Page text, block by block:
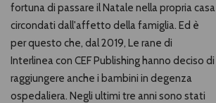
fortuna di passare il Natale nella propria casa
circondati dall'affetto della famiglia. Ed è
per questo che, dal 2019, Le rane di
Interlinea con CEF Publishing hanno deciso di
raggiungere anche i bambini in degenza
ospedaliera. Negli ultimi tre anni sono stati